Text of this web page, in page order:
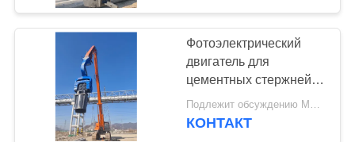
ПРОВЕРКА
КАЧЕСТВА
СВЯЖИТЕСЬ
Фотоэлектрический
двигатель для
цементных стержней
50-65Тн экскаватор
HITACHI
Подлежит обсуждению MOQ:1 набор
КОНТАКТ